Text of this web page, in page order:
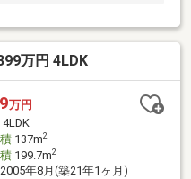
鍵交換、雨漏り点検、設備
●水回りシステムキッチン
、洗面化粧台交換●内装間
ス張替え、畳表替え、障
、インターホン設置、火災
ポイント】・本物
万円 4LDK
万円
4LDK
137m2
199.7m2
2005年8月(築21年1ヶ月)